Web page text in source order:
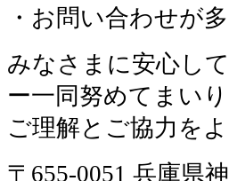
・お問い合わせが
みなさまに安心し
ー一同努めてまいり
ご理解とご協力を
〒655-0051 兵庫県